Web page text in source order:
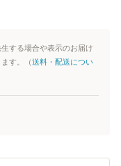
する場合や表示のお届け
す。（送料・配送につい